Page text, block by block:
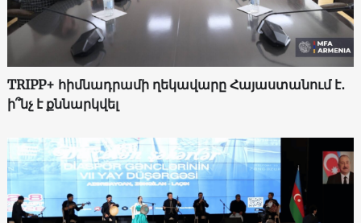
TRIPP+ հիմնադրամի ղեկավարը Հայաստանում է․
ի՞նչ է քննարկվել